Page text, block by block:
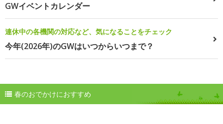
GWイベントカレンダー
連休中の各機関の対応など、気になることをチェック
今年(2026年)のGWはいつからいつまで？
春のおでかけにおすすめ